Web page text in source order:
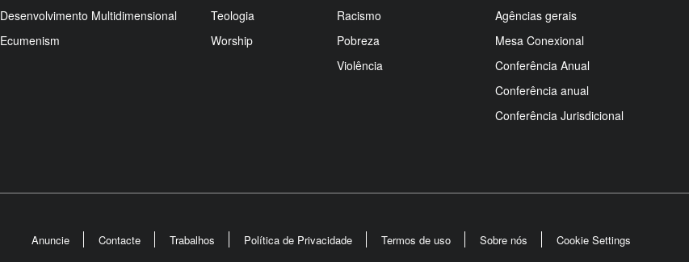
Desenvolvimento Multidimensional
Ecumenism
Teologia
Worship
Racismo
Pobreza
Violência
Agências gerais
Mesa Conexional
Conferência Anual
Conferência anual
Conferência Jurisdicional
Anuncie Contacte Trabalhos Política de Privacidade Termos de uso Sobre nós Cookie Settings